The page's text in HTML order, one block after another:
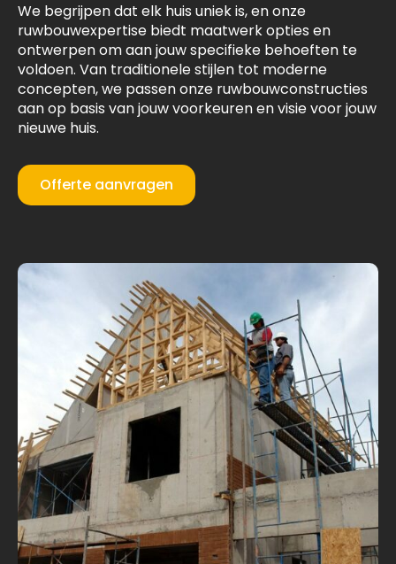
We begrijpen dat elk huis uniek is, en onze
ruwbouwexpertise biedt maatwerk opties en
ontwerpen om aan jouw specifieke behoeften te
voldoen. Van traditionele stijlen tot moderne
concepten, we passen onze ruwbouwconstructies
aan op basis van jouw voorkeuren en visie voor jouw
nieuwe huis.
Offerte aanvragen